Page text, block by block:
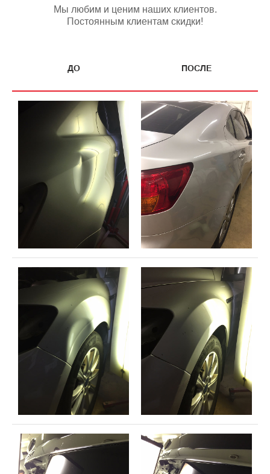
Мы любим и ценим наших клиентов.
Постоянным клиентам скидки!
ДО ПОСЛЕ